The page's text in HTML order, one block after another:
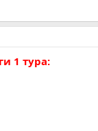
1 тура: